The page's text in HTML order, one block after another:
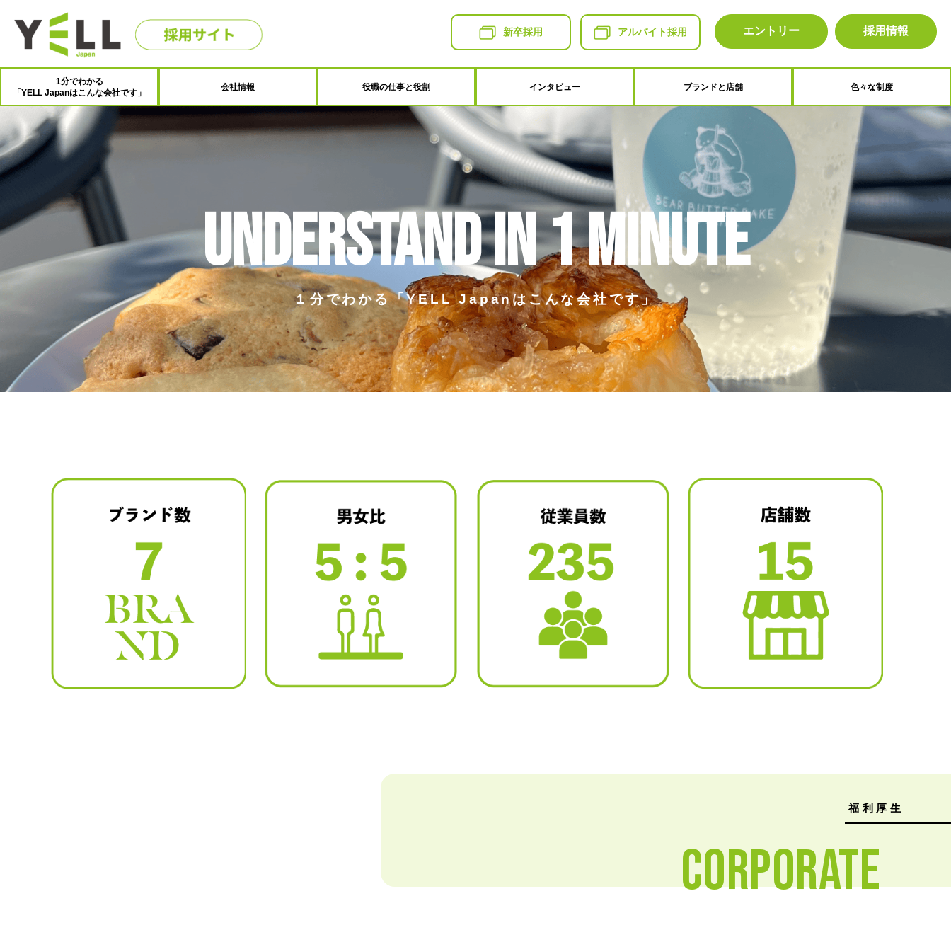
新卒採用 アルバイト採用 採用情報
エントリー
1分でわかる
「YELL Japanはこんな会社です」
会社情報 役職の仕事と役割 インタビュー ブランドと店舗 色々な制度
Understand in1 minute
１分でわかる「YELL Japanはこんな会社です」
福利厚生
CORPORATE